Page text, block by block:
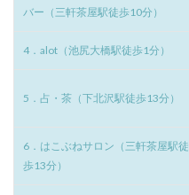
バー（三軒茶屋駅徒歩10分）
4．alot（池尻大橋駅徒歩1分）
5．占・茶（下北沢駅徒歩13分）
6．はこぶねサロン（三軒茶屋駅徒
歩13分）